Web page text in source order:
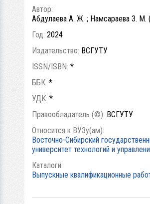
Автор:
Абдулаева А. Ж. ; Намсараева З. М.
Год: 2024
Издательство: ВСГУТУ
ISSN/ISBN: *
ББК: *
УДК: *
Правообладатель (©): ВСГУТУ
Относится к ВУЗу(ам):
Восточно-Сибирский
университет технологий и
Каталоги:
Выпускные квалификационные